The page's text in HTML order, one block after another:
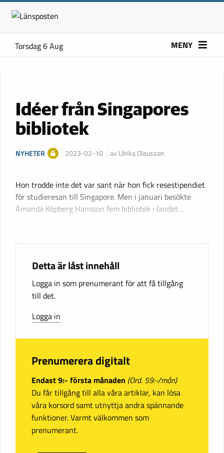
Torsdag 6 Aug MENY
Idéer från Singapores
bibliotek
NYHETER 2023-02-10 av Ulrika Olausson
Hon trodde inte det var sant när hon fick resestipendiet
för studieresan till Singapore. Men i januari besökte
Amanda Köpberg Hansson fem bibliotek i landet…
Detta är låst innehåll
Logga in som prenumerant för att få tillgång
till det.
Logga in
Prenumerera digitalt
Endast 9:- första månaden (Ord. 59:-/mån)
Du får tillgång till alla våra artiklar, kan lösa
våra korsord samt utnyttja andra spännande
funktioner. Varmt välkommen som
prenumerant.